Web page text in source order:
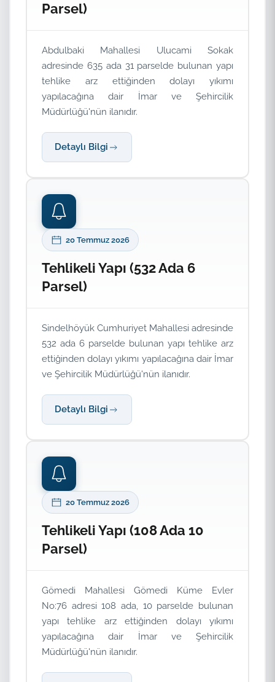
Parsel)
Abdulbaki Mahallesi Ulucami Sokak
adresinde 635 ada 31 parselde bulunan yapı
tehlike arz ettiğinden dolayı yıkımı
yapılacağına dair İmar ve Şehircilik
Müdürlüğü'nün ilanıdır.
Detaylı Bilgi
20 Temmuz 2026
Tehlikeli Yapı (532 Ada 6
Parsel)
Sindelhöyük Cumhuriyet Mahallesi adresinde
532 ada 6 parselde bulunan yapı tehlike arz
ettiğinden dolayı yıkımı yapılacağına dair İmar
ve Şehircilik Müdürlüğü'nün ilanıdır.
Detaylı Bilgi
20 Temmuz 2026
Tehlikeli Yapı (108 Ada 10
Parsel)
Gömedi Mahallesi Gömedi Küme Evler
No:76 adresi 108 ada, 10 parselde bulunan
yapı tehlike arz ettiğinden dolayı yıkımı
yapılacağına dair İmar ve Şehircilik
Müdürlüğü'nün ilanıdır.